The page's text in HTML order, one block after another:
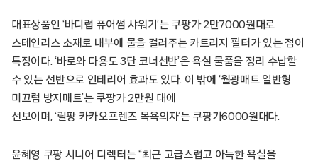
대표상품인 ‘바디럽 퓨어썸 샤워기’는 쿠팡가 2만7000원대로
스테인리스 소재로 내부에 물을 걸러주는 카트리지 필터가 있는 점이
특징이다. ‘바로와 다용도 3단 코너선반’은 욕실 물품을 정리 수납할
수 있는 선반으로 인테리어 효과도 있다. 이 밖에 ‘월광매트 일반형
미끄럼 방지매트’는 쿠팡가 2만원 대에
선보이며, ‘릴팡 카카오프렌즈 목욕의자’는 쿠팡가6000원대다.
윤혜영 쿠팡 시니어 디렉터는 “최근 고급스럽고 아늑한 욕실을